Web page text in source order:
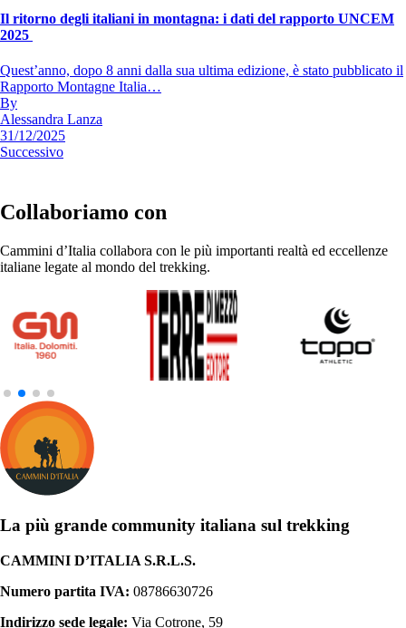
Il ritorno degli italiani in montagna: i dati del rapporto UNCEM
2025
Quest’anno, dopo 8 anni dalla sua ultima edizione, è stato pubblicato il
Rapporto Montagne Italia…
By
Alessandra Lanza
31/12/2025
Successivo
Collaboriamo con
Cammini d’Italia collabora con le più importanti realtà ed eccellenze
italiane legate al mondo del trekking.
La più grande community italiana sul trekking
CAMMINI D’ITALIA S.R.L.S.
Numero partita IVA: 08786630726
Indirizzo sede legale: Via Cotrone, 59